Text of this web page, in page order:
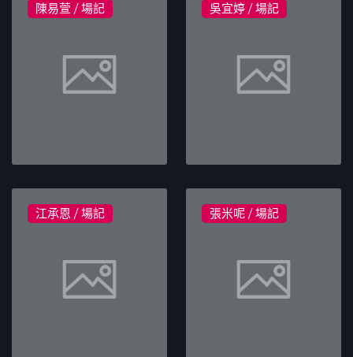
陳易萱 / 場記 吳宜婷 / 場記
江承恩 / 場記 張米呢 / 場記